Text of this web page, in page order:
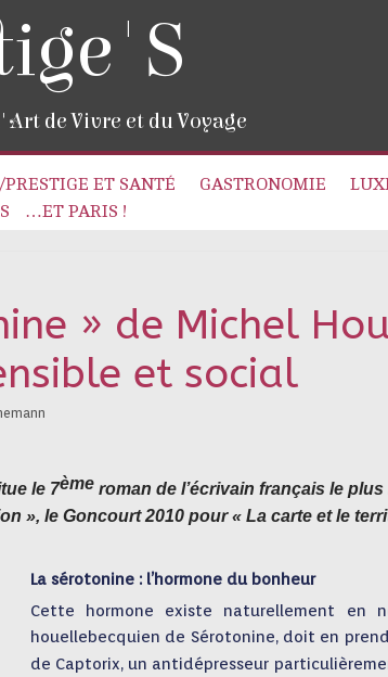
de Vivre et du Voyage
ET SANTÉ GASTRONOMIE
…ET PARIS !
» de Michel
et social
le 7ème roman de l’écrivain français le
», le Goncourt 2010 pour « La carte et le
La sérotonine : l’hormone du bonheur
Cette hormone existe naturellement en
houellebecquien de Sérotonine, doit en
de Captorix, un antidépresseur